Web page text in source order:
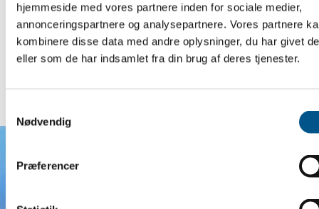
hjemmeside med vores partnere inden for sociale medier,
annonceringspartnere og analysepartnere. Vores partnere
kombinere disse data med andre oplysninger, du har givet
eller som de har indsamlet fra din brug af deres tjenester.
Nødvendig
Præferencer